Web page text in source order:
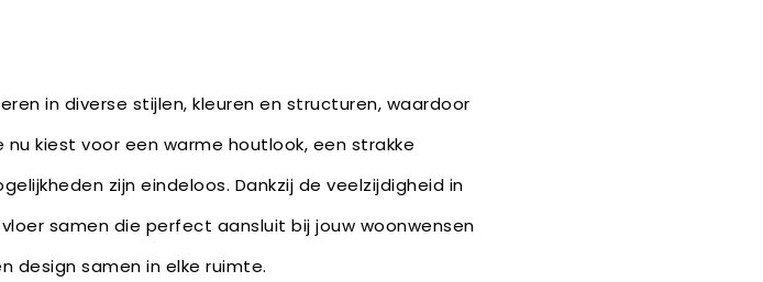
in diverse stijlen, kleuren en structuren, waardoor
kiest voor een warme houtlook, een strakke
zijn eindeloos. Dankzij de veelzijdigheid in
samen die perfect aansluit bij jouw woonwensen
design samen in elke ruimte.